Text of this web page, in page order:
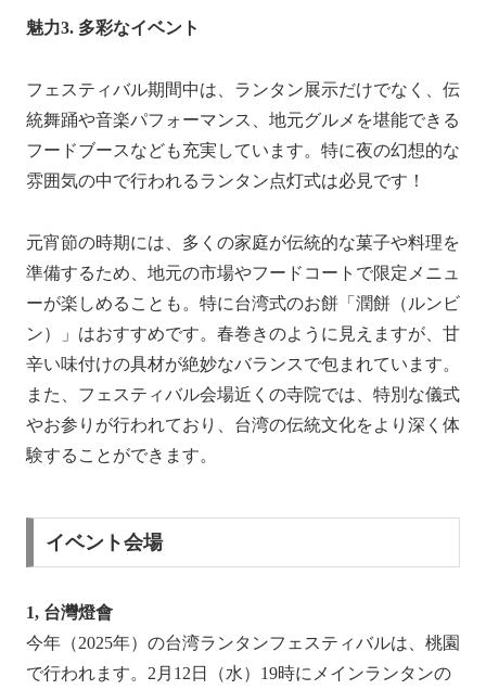
魅力3. 多彩なイベント
フェスティバル期間中は、ランタン展示だけでなく、伝
統舞踊や音楽パフォーマンス、地元グルメを堪能できる
フードブースなども充実しています。特に夜の幻想的な
雰囲気の中で行われるランタン点灯式は必見です！
元宵節の時期には、多くの家庭が伝統的な菓子や料理を
準備するため、地元の市場やフードコートで限定メニュ
ーが楽しめることも。特に台湾式のお餅「潤餅（ルンビ
ン）」はおすすめです。春巻きのように見えますが、甘
辛い味付けの具材が絶妙なバランスで包まれています。
また、フェスティバル会場近くの寺院では、特別な儀式
やお参りが行われており、台湾の伝統文化をより深く体
験することができます。
イベント会場
1, 台灣燈會
今年（2025年）の台湾ランタンフェスティバルは、桃園
で行われます。2月12日（水）19時にメインランタンの